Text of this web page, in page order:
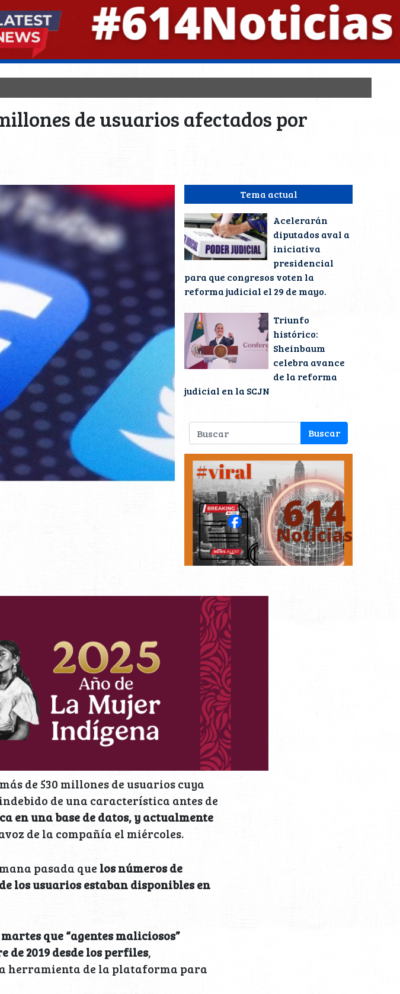
de usuarios afectados por
Tema actual
Acelerarán
diputados aval a
iniciativa
presidencial
para que congresos voten la
reforma judicial el 29 de mayo.
Triunfo
histórico:
Sheinbaum
celebra avance
de la reforma
judicial en la SCJN
de 530 millones de usuarios cuya
de una característica antes de
en una base de datos, y actualmente
de la compañía el miércoles.
pasada que los números de
los usuarios estaban disponibles en
que “agentes maliciosos”
de 2019 desde los perfiles,
herramienta de la plataforma para